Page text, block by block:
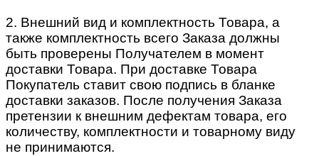
2. Внешний вид и комплектность Товара, а
также комплектность всего Заказа должны
быть проверены Получателем в момент
доставки Товара. При доставке Товара
Покупатель ставит свою подпись в бланке
доставки заказов. После получения Заказа
претензии к внешним дефектам товара, его
количеству, комплектности и товарному виду
не принимаются.